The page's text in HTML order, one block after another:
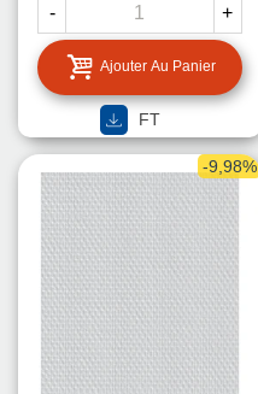
- +
Ajouter Au Panier
FT
-9,98%